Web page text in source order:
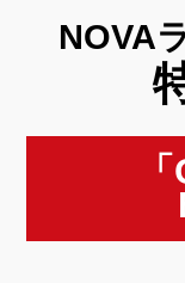
NOVA